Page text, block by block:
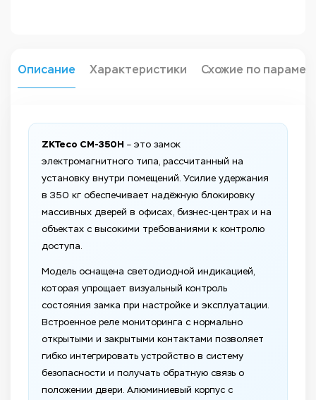
Описание Характеристики Схожие по
ZKTeco CM-350H – это замок
электромагнитного типа, рассчитанный на
установку внутри помещений. Усилие удержания
в 350 кг обеспечивает надёжную блокировку
массивных дверей в офисах, бизнес-центрах и на
объектах с высокими требованиями к контролю
доступа.
Модель оснащена светодиодной индикацией,
которая упрощает визуальный контроль
состояния замка при настройке и эксплуатации.
Встроенное реле мониторинга с нормально
открытыми и закрытыми контактами позволяет
гибко интегрировать устройство в систему
безопасности и получать обратную связь о
положении двери. Алюминиевый корпус с